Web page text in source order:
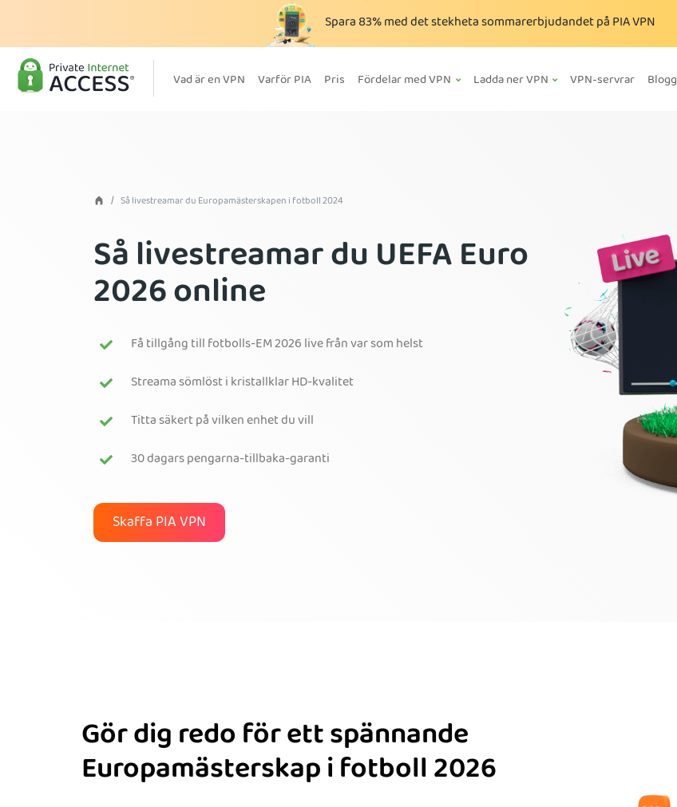
Spara83%med det stekheta sommarerbjudandet på PIA VPN
Vad är en VPN Varför PIA Pris Fördelar med VPN Ladda ner VPN VPN-servrar Blogg
Så livestreamar du Europamästerskapen i fotboll 2024
Så livestreamar du UEFA Euro
2026 online
Få tillgång till fotbolls-EM 2026 live från var som helst
Streama sömlöst i kristallklar HD-kvalitet
Titta säkert på vilken enhet du vill
30 dagars pengarna-tillbaka-garanti
Skaffa PIA VPN
Gör dig redo för ett spännande
Europamästerskap i fotboll 2026